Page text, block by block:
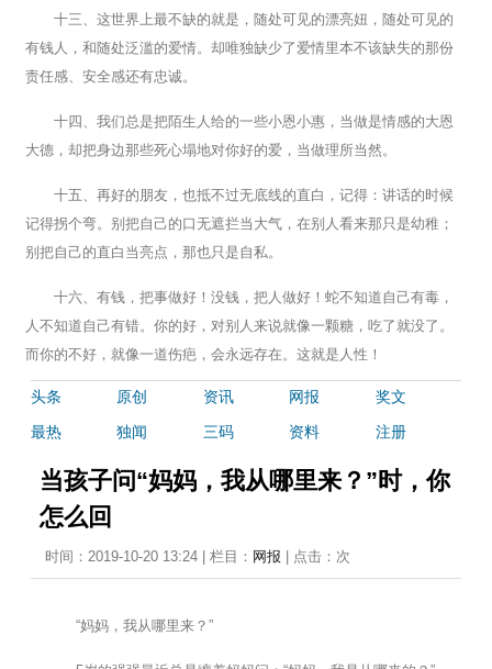
十三、这世界上最不缺的就是，随处可见的漂亮妞，随处可见的
有钱人，和随处泛滥的爱情。却唯独缺少了爱情里本不该缺失的那份
责任感、安全感还有忠诚。
十四、我们总是把陌生人给的一些小恩小惠，当做是情感的大恩
大德，却把身边那些死心塌地对你好的爱，当做理所当然。
十五、再好的朋友，也抵不过无底线的直白，记得：讲话的时候
记得拐个弯。别把自己的口无遮拦当大气，在别人看来那只是幼稚；
别把自己的直白当亮点，那也只是自私。
十六、有钱，把事做好！没钱，把人做好！蛇不知道自己有毒，
人不知道自己有错。你的好，对别人来说就像一颗糖，吃了就没了。
而你的不好，就像一道伤疤，会永远存在。这就是人性！
头条 原创 资讯 网报
奖文
最热
独闻 三码 资料 注册
当孩子问“妈妈，我从哪里来？”时，你
怎么回
时间：2019-10-20 13:24 | 栏目： 网报 | 点击： 次
“妈妈，我从哪里来？”